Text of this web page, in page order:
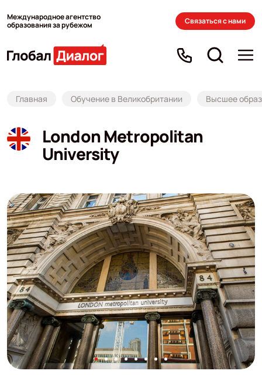
Международное агентство
образования за рубежом
Связаться с нами
Главная Обучение в Великобритании Высшее
London Metropolitan
University